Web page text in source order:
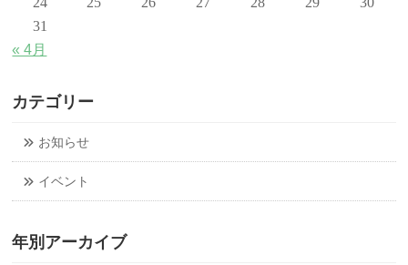
31
« 4月
カテゴリー
お知らせ
イベント
年別アーカイブ